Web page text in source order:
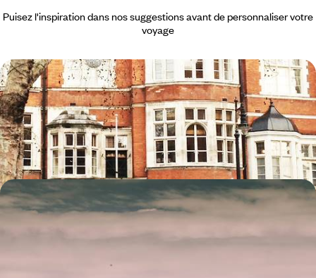
Puisez l'inspiration dans nos suggestions avant de personnaliser votre
voyage
Un grand week-end à Londres - Hôtel cosy, teatime
et cab privé
Optimiser votre week-end pour vivre comme un Londonien
3 jours, de CHF 1500 à CHF 2200
Rencontre avec le Pays de Galles - Terre de légendes,
d’iode et de lumière
Dévaler le pays du nord au sud, de Snowdonia aux Brecon Beacons, du
extravagances de Cardiff